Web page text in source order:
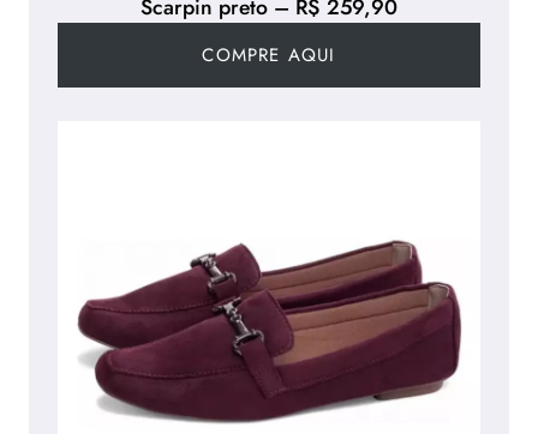
Scarpin preto – R$ 259,90
COMPRE AQUI